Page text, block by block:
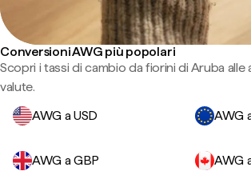
Conversioni AWG più popolari
Scopri i tassi di cambio da fiorini di Aruba alle
valute.
AWG a USD
AWG
AWG a GBP AWG